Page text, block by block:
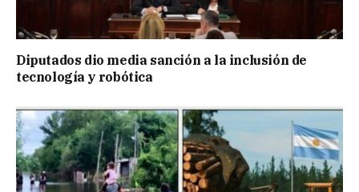
Diputados dio media sanción a la inclusión de
tecnología y robótica